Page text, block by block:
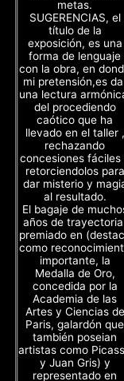
metas.
SUGERENCIAS, el
título de la
exposición, es una
forma de lenguaje
con la obra, en
mi pretensión,es
una lectura
del procediendo
caótico que ha
llevado en el taller ,
rechazando
concesiones fáciles
retorciendolos para
dar misterio y
al resultado.
El bagaje de
años de
premiado en
como
importante, la
Medalla de Oro,
concedida por la
Academia de las
Artes y Ciencias de
Paris, galardón que
también poseian
artistas como
y Juan Gris) y
representado en